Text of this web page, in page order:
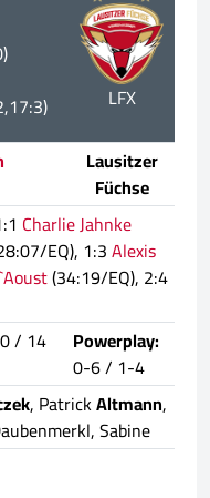
LFX
Lausitzer
Füchse
Charlie Jahnke
EQ), 1:3Alexis
(34:19/EQ), 2:4
/ 14
Powerplay:
0-6 / 1-4
, PatrickAltmann,
Sabine